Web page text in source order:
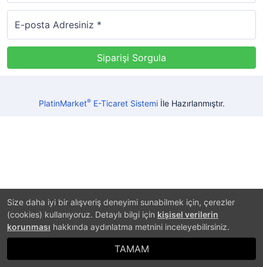
Size daha iyi bir alışveriş deneyimi sunabilmek için, çerezler
(cookies) kullanıyoruz. Detaylı bilgi için kişisel verilerin
korunması hakkında aydınlatma metnini inceleyebilirsiniz.
TAMAM
E-posta Adresiniz *
PlatinMarket®E-Ticaret Sistemiİle Hazırlanmıştır.